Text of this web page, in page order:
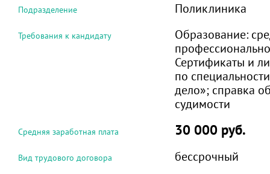
Подразделение Поликлиника
Требования к кандидату Образование:
Сертификаты и
по
дело»; справка
судимости
Средняя заработная плата 30 000 руб.
Вид трудового договора бессрочный